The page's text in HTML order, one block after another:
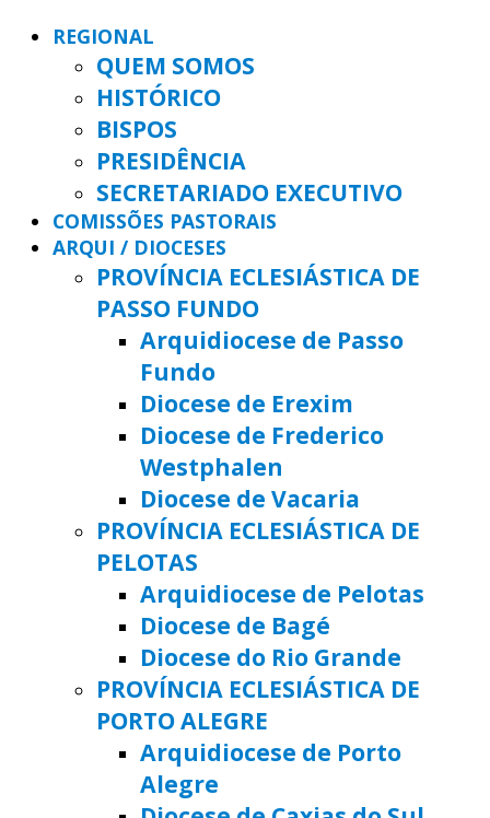
REGIONAL
QUEM SOMOS
HISTÓRICO
BISPOS
PRESIDÊNCIA
SECRETARIADO EXECUTIVO
COMISSÕES PASTORAIS
ARQUI / DIOCESES
PROVÍNCIA ECLESIÁSTICA DE
PASSO FUNDO
Arquidiocese de Passo
Fundo
Diocese de Erexim
Diocese de Frederico
Westphalen
Diocese de Vacaria
PROVÍNCIA ECLESIÁSTICA DE
PELOTAS
Arquidiocese de Pelotas
Diocese de Bagé
Diocese do Rio Grande
PROVÍNCIA ECLESIÁSTICA DE
PORTO ALEGRE
Arquidiocese de Porto
Alegre